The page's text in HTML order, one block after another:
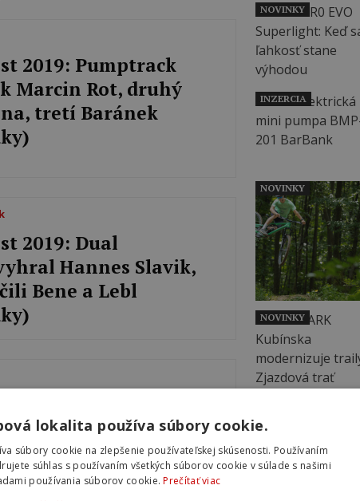
2019: Pumptrack
Marcin Rot, druhý
tretí Baránek
2019: Dual
Hannes Slavik,
Bene a Lebl
druhý skončil
technickými
NOVINKY
INZERCIA
NOVINKY
NOVINKY
lokalita používa súbory cookie.
súbory cookie na zlepšenie používateľskej skúsenosti. Používaním
súhlas s používaním všetkých súborov cookie v súlade s našimi
používania súborov cookie.Prečítať viac